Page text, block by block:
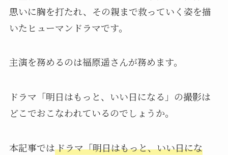
思いに胸を打たれ、その親まで救っていく姿を描
いたヒューマンドラマです。
主演を務めるのは福原遥さんが務めます。
ドラマ「明日はもっと、いい日になる」の撮影は
どこでおこなわれているのでしょうか。
本記事ではドラマ「明日はもっと、いい日にな